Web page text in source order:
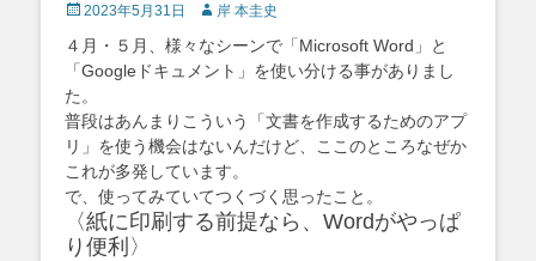
Posted
2023年5月31日 Author
岸 本圭史
４月・５月、様々なシーンで「Microsoft Word」と
「Googleドキュメント」を使い分ける事がありまし
た。
普段はあんまりこういう「文書を作成するためのアプ
リ」を使う機会はないんだけど、ここのところなぜか
これが多発しています。
で、使ってみていてつくづく思ったこと。
〈紙に印刷する前提なら、Wordがやっぱ
り便利〉